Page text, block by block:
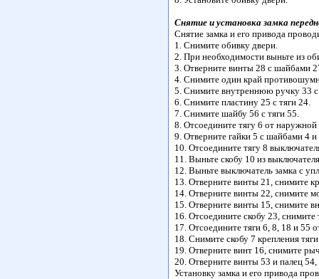
Снятие и установка замка
Снятие замка и его привода
1. Снимите обивку двери.
2. При необходимости выньте из
3. Отверните винты 28 с шайбами
4. Снимите один край
5. Снимите внутреннюю ручку 33
6. Снимите пластину 25 с тяги 24.
7. Снимите шайбу 56 с тяги 55.
8. Отсоедините тягу 6 от
9. Отверните гайки 5 с шайбами 4
10. Отсоедините тягу 8
11. Выньте скобу 10 из
12. Выньте выключатель замка с
13. Отверните винты 21, снимите
14. Отверните винты 22, снимите
15. Отверните винты 15, снимите
16. Отсоедините скобу 23,
17. Отсоедините тяги 6, 8, 18 и 55
18. Снимите скобу 7 крепления
19. Отверните винт 16, снимите
20. Отверните винты 53 и палец
Установку замка и его привода